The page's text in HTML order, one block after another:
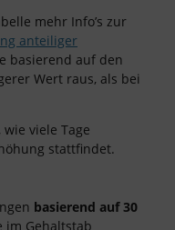
mehr Info’s zur
anteiliger
basierend auf den
Wert raus, als bei
viele Tage
stattfindet.
basierend auf 30
im Gehaltstab